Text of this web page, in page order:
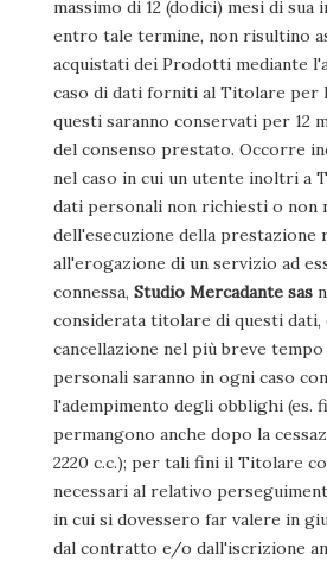
massimo di 12 (dodici) mesi di
entro tale termine, non risultino
acquistati dei Prodotti mediante
caso di dati forniti al Titolare per
questi saranno conservati per 12
del consenso prestato. Occorre
nel caso in cui un utente inoltri a
dati personali non richiesti o non
dell'esecuzione della prestazione
all'erogazione di un servizio ad
connessa, Studio Mercadante sas
considerata titolare di questi
cancellazione nel più breve
personali saranno in ogni caso
l'adempimento degli obblighi (es.
permangono anche dopo la
2220 c.c.); per tali fini il Titolare
necessari al relativo
in cui si dovessero far valere in
dal contratto e/o dall'iscrizione